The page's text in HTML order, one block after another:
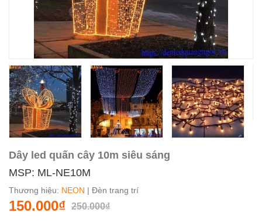
Dây led quấn cây 10m siêu sáng
MSP: ML-NE10M
Thương hiệu: NEON | Đèn trang trí
150.000₫ 250.000₫